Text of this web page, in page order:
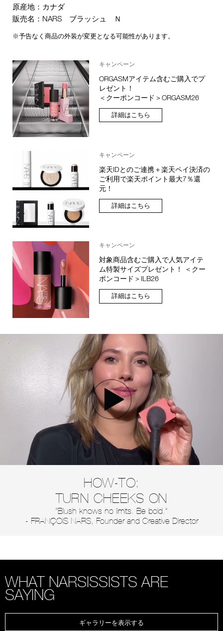
原産地：カナダ
販売名：NARS ブラッシュ Ｎ
※予告なく商品の外装が変更となる可能性があります。
キャンペーン
ORGASMアイテム含むご購入でプ
レゼント！
＜クーポンコード＞ORGASM26
詳細はこちら
キャンペーン
楽天IDとのご連携＋楽天ペイ決済の
ご利用で楽天ポイント最大7％還
元！
詳細はこちら
キャンペーン
対象商品含むご購入で人気アイテ
ム特製サイズプレゼント！ ＜クー
ポンコード＞ILB26
詳細はこちら
HOW-TO:
TURN CHEEKS ON
“Blush knows no limits. Be bold.”
- FRANÇOIS NARS, Founder and Creative Director
WHAT NARSISSISTS ARE
SAYING
ギャラリーを表示する